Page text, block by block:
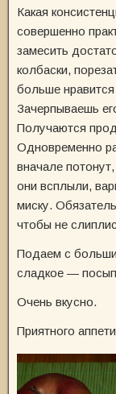
Какая
совершенно
замесить
колбаски,
больше
Зачерпываешь
Получаются
Одновременно
вначале
они всплыли,
миску.
чтобы не
Подаем с
сладкое —
Очень вкусно.
Приятного